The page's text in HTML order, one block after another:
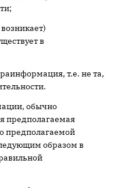
в
т.е. не та,
обычно
предполагаемая
предполагаемой
образом в